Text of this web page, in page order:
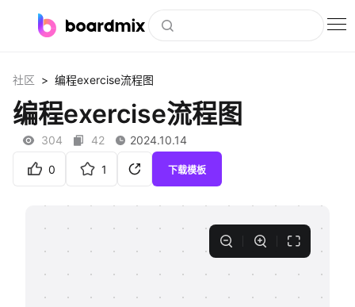
社区资源
下载
客户案例
社区 > 编程exercise流程图
编程exercise流程图
304 42 2024.10.14
0 1 下载模板